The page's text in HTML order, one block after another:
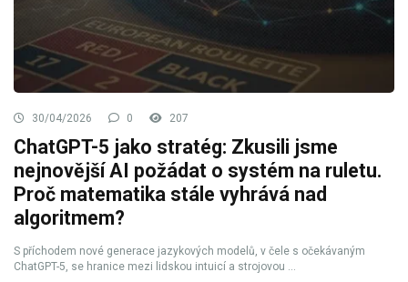
30/04/2026 0 207
ChatGPT-5 jako stratég: Zkusili jsme
nejnovější AI požádat o systém na ruletu.
Proč matematika stále vyhrává nad
algoritmem?
S příchodem nové generace jazykových modelů, v čele s očekávaným
ChatGPT-5, se hranice mezi lidskou intuicí a strojovou ...